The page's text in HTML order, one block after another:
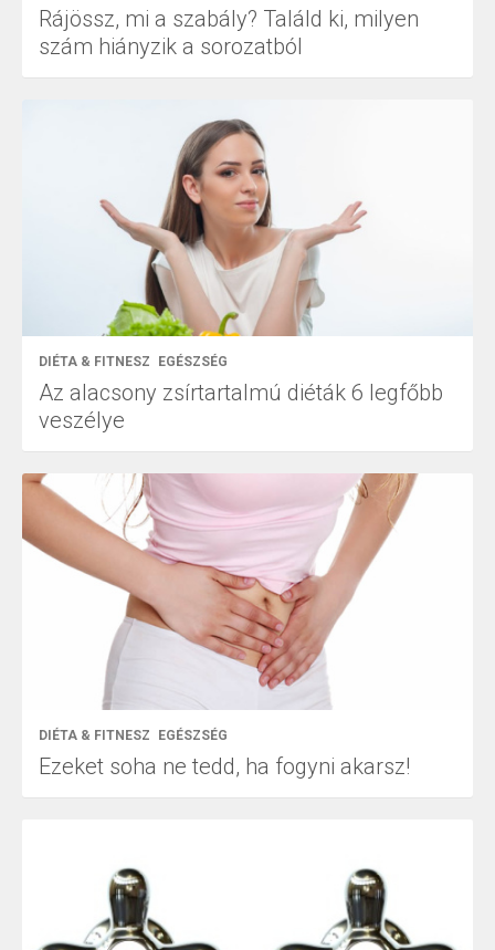
Rájössz, mi a szabály? Találd ki, milyen
szám hiányzik a sorozatból
DIÉTA & FITNESZ EGÉSZSÉG
Az alacsony zsírtartalmú diéták 6 legfőbb
veszélye
DIÉTA & FITNESZ EGÉSZSÉG
Ezeket soha ne tedd, ha fogyni akarsz!